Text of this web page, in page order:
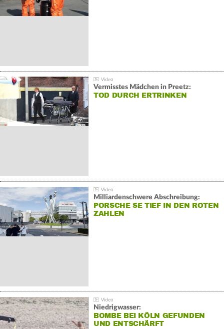
Vermisstes Mädchen in Preetz:
TOD DURCH ERTRINKEN
Milliardenschwere Abschreibung:
PORSCHE SE TIEF IN DEN ROTEN
ZAHLEN
Niedrigwasser:
BOMBE BEI KÖLN GEFUNDEN
UND ENTSCHÄRFT